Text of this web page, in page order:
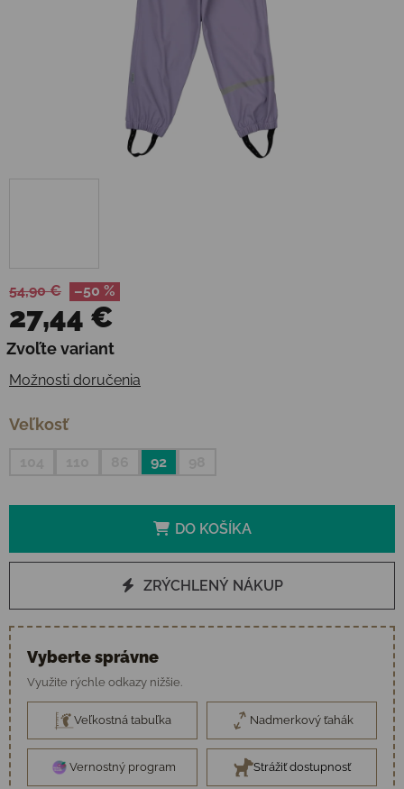
54,90 € –50 %
27,44 €
Jednotková cena:
Zvoľte variant
Možnosti doručenia
Veľkosť
92
DO KOŠÍKA
ZRÝCHLENÝ NÁKUP
Vyberte správne
Využite rýchle odkazy nižšie.
Veľkostná tabuľka Nadmerkový ťahák
Vernostný program Strážiť dostupnosť